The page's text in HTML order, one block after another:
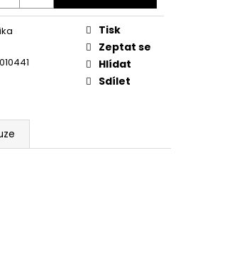
Tisk
Zeptat se
Hlídat
Sdílet